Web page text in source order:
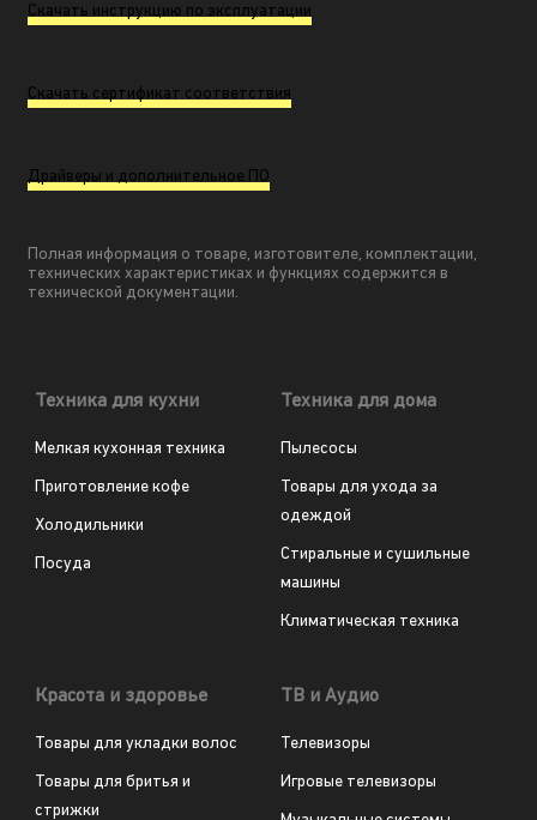
Скачать инструкцию по эксплуатации
Скачать сертификат соответствия
Драйверы и дополнительное ПО
Полная информация о товаре, изготовителе, комплектации,
технических характеристиках и функциях содержится в
технической документации.
Техника для кухни
Мелкая кухонная техника
Приготовление кофе
Холодильники
Посуда
Техника для дома
Пылесосы
Товары для ухода за
одеждой
Стиральные и сушильные
машины
Климатическая техника
Красота и здоровье
Товары для укладки волос
Товары для бритья и
стрижки
ТВ и Аудио
Телевизоры
Игровые телевизоры